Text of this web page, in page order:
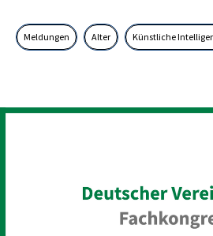
Meldungen Alter Künstliche